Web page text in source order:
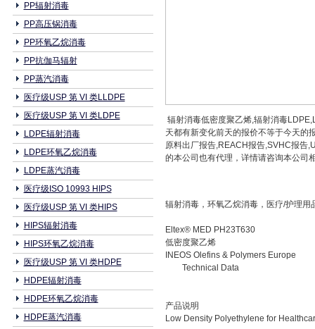
PP辐射消毒
PP高压锅消毒
PP环氧乙烷消毒
PP抗伽马辐射
PP蒸汽消毒
医疗级USP 第 VI 类LLDPE
医疗级USP 第 VI 类LDPE
LDPE辐射消毒
LDPE环氧乙烷消毒
LDPE蒸汽消毒
医疗级ISO 10993 HIPS
医疗级USP 第 VI 类HIPS
HIPS辐射消毒
HIPS环氧乙烷消毒
医疗级USP 第 VI 类HDPE
HDPE辐射消毒
HDPE环氧乙烷消毒
HDPE蒸汽消毒
辐射消毒低密度聚乙烯,辐射消毒
天都有新变化前天的报价不等于今天的
原料出厂报告,REACH报告,SVHC报告
的本公司也有代理，详情请咨询本公
辐射消毒，环氧乙烷消毒，医疗/护理用
Eltex® MED PH23T630
低密度聚乙烯
INEOS Olefins & Polymers Europe
Technical Data
产品说明
Low Density Polyethylene for